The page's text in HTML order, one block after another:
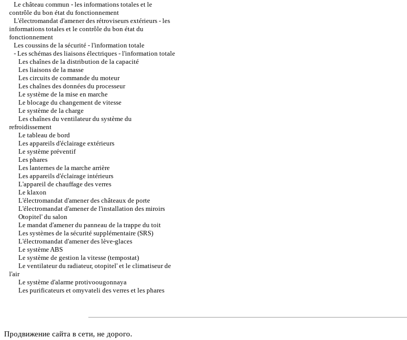
Le château commun - les informations totales et le
contrôle du bon état du fonctionnement
L'électromandat d'amener des rétroviseurs extérieurs - les
informations totales et le contrôle du bon état du
fonctionnement
Les coussins de la sécurité - l'information totale
- Les schémas des liaisons électriques - l'information totale
Les chaînes de la distribution de la capacité
Les liaisons de la masse
Les circuits de commande du moteur
Les chaînes des données du processeur
Le système de la mise en marche
Le blocage du changement de vitesse
Le système de la charge
Les chaînes du ventilateur du système du
refroidissement
Le tableau de bord
Les appareils d'éclairage extérieurs
Le système préventif
Les phares
Les lanternes de la marche arrière
Les appareils d'éclairage intérieurs
L'appareil de chauffage des verres
Le klaxon
L'électromandat d'amener des châteaux de porte
L'électromandat d'amener de l'installation des miroirs
Otopitel' du salon
Le mandat d'amener du panneau de la trappe du toit
Les systèmes de la sécurité supplémentaire (SRS)
L'électromandat d'amener des lève-glaces
Le système ABS
Le système de gestion la vitesse (tempostat)
Le ventilateur du radiateur, otopitel' et le climatiseur de
l'air
Le système d'alarme protivoougonnaya
Les purificateurs et omyvateli des verres et les phares
Продвижение сайта в сети, не дорого.